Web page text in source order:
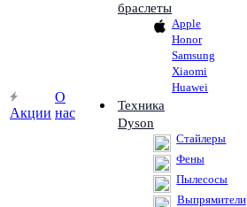
Акции
О
нас
браслеты
Apple
Honor
Samsung
Xiaomi
Huawei
Техника
Dyson
Стайлеры
Фены
Пылесосы
Выпрямители